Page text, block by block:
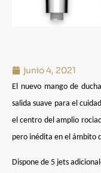
junio 4, 2021
El nuevo mango de
salida suave para el
el centro del amplio
pero inédita en el ámbito
Dispone de 5 jets